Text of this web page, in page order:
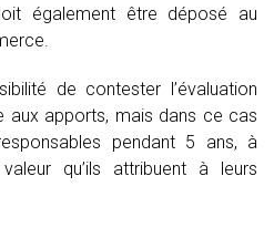
également être déposé au
de contester l’évaluation
aux apports, mais dans ce cas
pendant 5 ans, à
qu’ils attribuent à leurs